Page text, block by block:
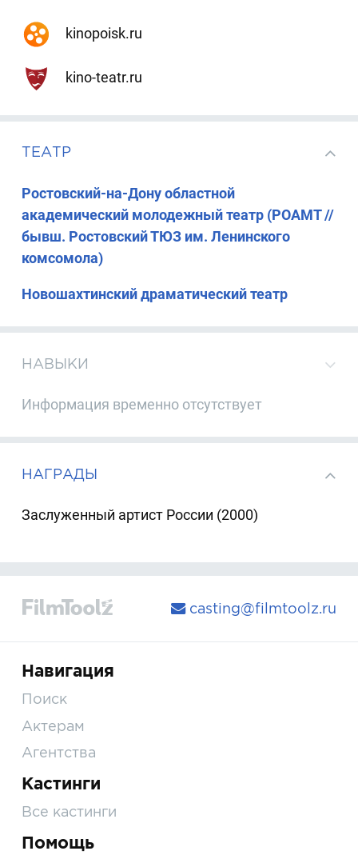
kinopoisk.ru
kino-teatr.ru
ТЕАТР
Ростовский-на-Дону областной
академический молодежный театр (РОАМТ //
бывш. Ростовский ТЮЗ им. Ленинского
комсомола)
Новошахтинский драматический театр
НАВЫКИ
Информация временно отсутствует
НАГРАДЫ
Заслуженный артист России (2000)
casting@filmtoolz.ru
Навигация
Поиск
Актерам
Агентства
Кастинги
Все кастинги
Помощь